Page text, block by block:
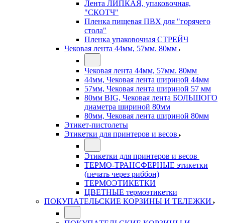
Лента ЛИПКАЯ, упаковочная,
"СКОТЧ"
Пленка пищевая ПВХ для "горячего
стола"
Пленка упаковочная СТРЕЙЧ
Чековая лента 44мм, 57мм. 80мм
Чековая лента 44мм, 57мм. 80мм
44мм, Чековая лента шириной 44мм
57мм, Чековая лента шириной 57 мм
80мм BIG, Чековая лента БОЛЬШОГО
диаметра шириной 80мм
80мм, Чековая лента шириной 80мм
Этикет-пистолеты
Этикетки для принтеров и весов
Этикетки для принтеров и весов
ТЕРМО-ТРАНСФЕРНЫЕ этикетки
(печать через риббон)
ТЕРМОЭТИКЕТКИ
ЦВЕТНЫЕ термоэтикетки
ПОКУПАТЕЛЬСКИЕ КОРЗИНЫ И ТЕЛЕЖКИ